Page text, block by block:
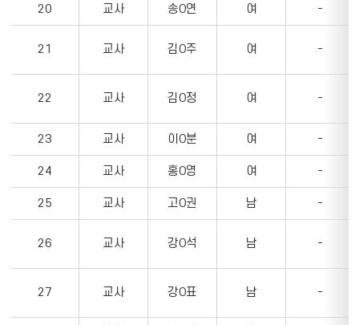
20 교사 송O연 여 -
21 교사 김O주 여 -
22 교사 김O정 여 -
23 교사 이O분 여 -
24 교사 홍O영 여 -
25 교사 고O권 남 -
26 교사 강O석 남 -
27 교사 강O표 남 -